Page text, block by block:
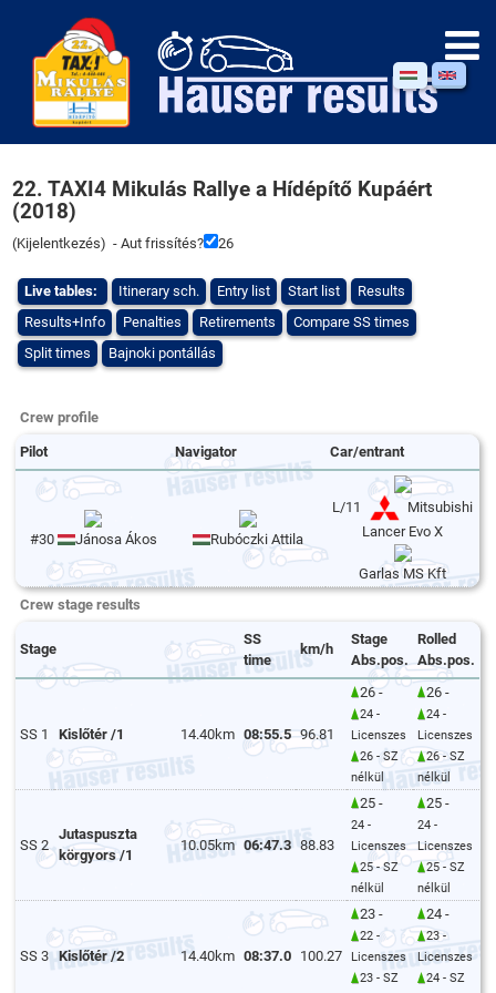
22. TAXI4 Mikulás Rallye a Hídépítő Kupáért
(2018)
(Kijelentkezés) - Aut frissítés? 26
Live tables: Itinerary sch. Entry list Start list
Results
Results+Info
Penalties Retirements
Compare SS times
Split times
Bajnoki pontállás
Crew profile
Pilot Navigator Car/entrant
#30 Jánosa Ákos Rubóczki Attila
L/11
Mitsubishi
Lancer Evo X
Garlas MS Kft
Crew stage results
Stage
SS
time
km/h
Stage
Abs.pos.
Rolled
Abs.pos.
SS 1 Kislőtér /1 14.40km 08:55.5 96.81
26 -
24 -
Licenszes
26 - SZ
nélkül
26 -
24 -
Licenszes
26 - SZ
nélkül
SS 2
Jutaspuszta
körgyors /1
10.05km 06:47.3 88.83
25 -
24 -
Licenszes
25 - SZ
nélkül
25 -
24 -
Licenszes
25 - SZ
nélkül
SS 3 Kislőtér /2 14.40km 08:37.0 100.27
23 -
22 -
Licenszes
23 - SZ
24 -
23 -
Licenszes
24 - SZ